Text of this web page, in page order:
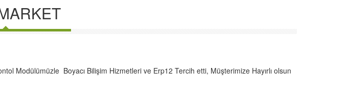
Modülümüzle Boyacı Bilişim Hizmetleri ve Erp12 Tercih etti, Müşterimize Hayırlı olsun